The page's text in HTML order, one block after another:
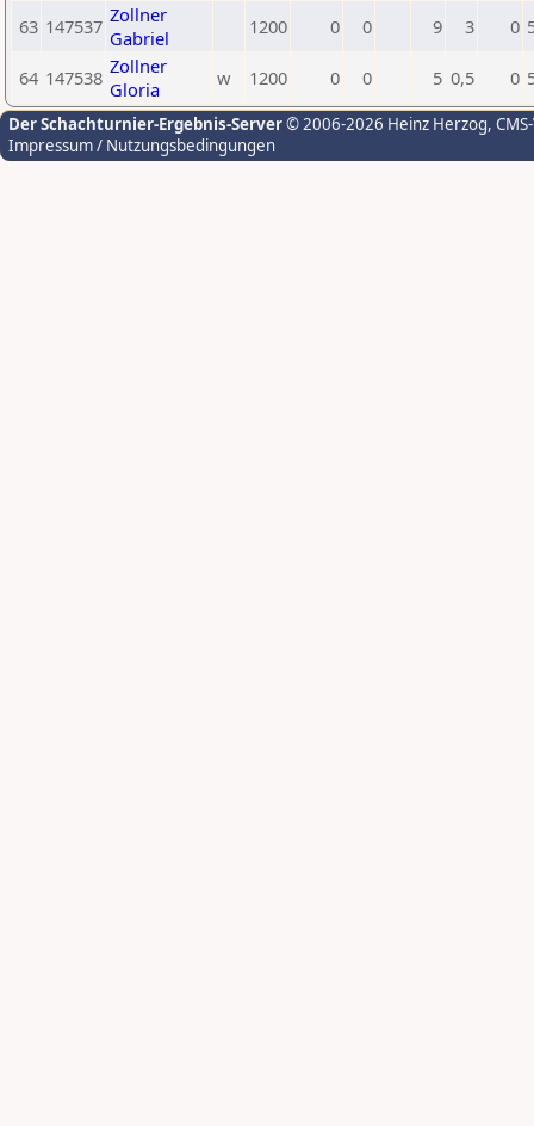
63 147537 Zollner
Gabriel
1200 0 0 9 3 0
64 147538 Zollner
Gloria
w 1200 0 0 5 0,5 0
Der Schachturnier-Ergebnis-Server© 2006-2026 Heinz Herzog,
Impressum / Nutzungsbedingungen